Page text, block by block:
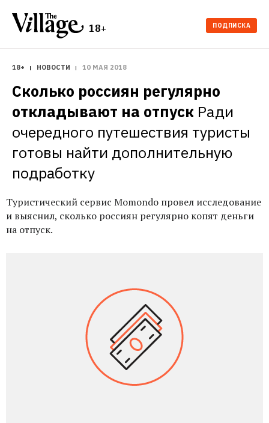
18+ ПОДПИСКА
18+ НОВОСТИ 10 МАЯ 2018
Сколько россиян регулярно
откладывают на отпуск Ради
очередного путешествия туристы
готовы найти дополнительную
подработку
Туристический сервис Momondo провел исследование
и выяснил, сколько россиян регулярно копят деньги
на отпуск.